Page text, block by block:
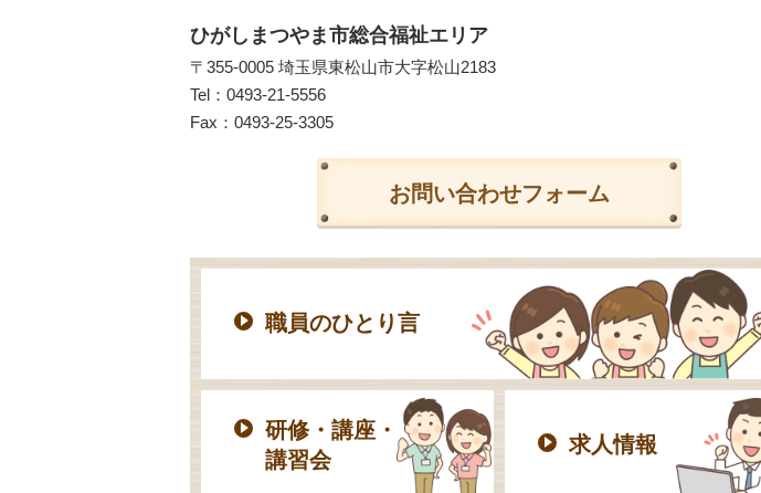
ひがしまつやま市総合福祉エリア
〒355-0005 埼玉県東松山市大字松山2183
Tel： 0493-21-5556
Fax：0493-25-3305
お問い合わせフォーム
職員のひとり言
研修・講座・
講習会
求人情報